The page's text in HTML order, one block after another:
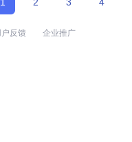
1 2 3 4
户反馈 企业推广